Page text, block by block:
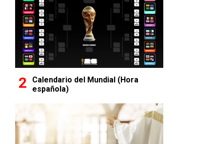
Calendario del Mundial (Hora
española)